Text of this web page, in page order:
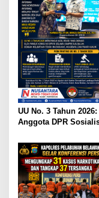
UU No. 3 Tahun 2026:
Anggota DPR
Saksi dan Korban di